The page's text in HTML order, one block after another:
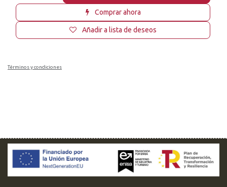
Comprar ahora
Añadir a lista de deseos
Términos y condiciones